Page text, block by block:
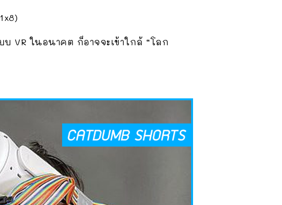
VR ในอนาคต ก็อาจจะเข้าใกล้ “โลก